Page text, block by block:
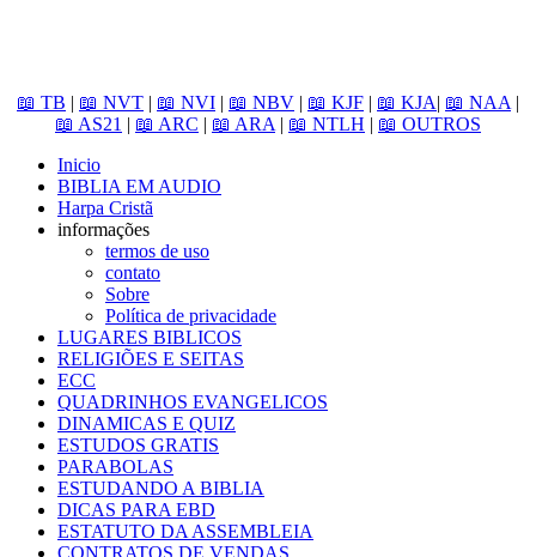
📖 TB | 📖 NVT | 📖 NVI | 📖 NBV | 📖 KJF | 📖 KJA| 📖 NAA |
📖 AS21 | 📖 ARC | 📖 ARA | 📖 NTLH | 📖 OUTROS
Inicio
BIBLIA EM AUDIO
Harpa Cristã
informações
termos de uso
contato
Sobre
Política de privacidade
LUGARES BIBLICOS
RELIGIÕES E SEITAS
ECC
QUADRINHOS EVANGELICOS
DINAMICAS E QUIZ
ESTUDOS GRATIS
PARABOLAS
ESTUDANDO A BIBLIA
DICAS PARA EBD
ESTATUTO DA ASSEMBLEIA
CONTRATOS DE VENDAS